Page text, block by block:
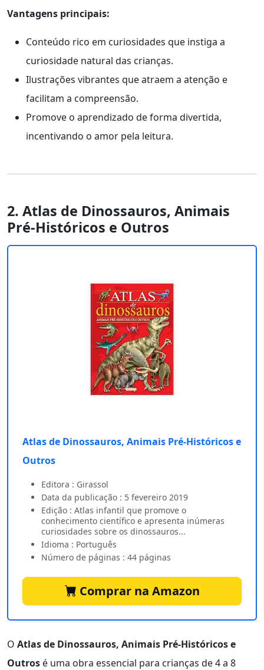
Vantagens principais:
Conteúdo rico em curiosidades que instiga a
curiosidade natural das crianças.
Ilustrações vibrantes que atraem a atenção e
facilitam a compreensão.
Promove o aprendizado de forma divertida,
incentivando o amor pela leitura.
2. Atlas de Dinossauros, Animais
Pré-Históricos e Outros
Atlas de Dinossauros, Animais Pré-Históricos e
Outros
Editora : Girassol
Data da publicação : 5 fevereiro 2019
Edição : Atlas infantil que promove o
conhecimento científico e apresenta inúmeras
curiosidades sobre os dinossauros...
Idioma : Português
Número de páginas : 44 páginas
Comprar na Amazon
O Atlas de Dinossauros, Animais Pré-Históricos e
Outros é uma obra essencial para crianças de 4 a 8